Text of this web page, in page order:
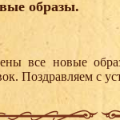
образы.
все новые
Поздравляем с